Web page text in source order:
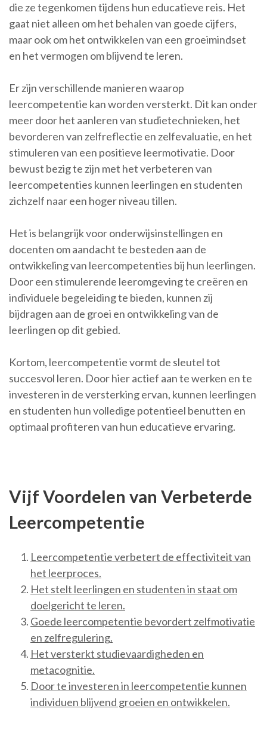
die ze tegenkomen tijdens hun educatieve reis. Het
gaat niet alleen om het behalen van goede cijfers,
maar ook om het ontwikkelen van een groeimindset
en het vermogen om blijvend te leren.
Er zijn verschillende manieren waarop
leercompetentie kan worden versterkt. Dit kan onder
meer door het aanleren van studietechnieken, het
bevorderen van zelfreflectie en zelfevaluatie, en het
stimuleren van een positieve leermotivatie. Door
bewust bezig te zijn met het verbeteren van
leercompetenties kunnen leerlingen en studenten
zichzelf naar een hoger niveau tillen.
Het is belangrijk voor onderwijsinstellingen en
docenten om aandacht te besteden aan de
ontwikkeling van leercompetenties bij hun leerlingen.
Door een stimulerende leeromgeving te creëren en
individuele begeleiding te bieden, kunnen zij
bijdragen aan de groei en ontwikkeling van de
leerlingen op dit gebied.
Kortom, leercompetentie vormt de sleutel tot
succesvol leren. Door hier actief aan te werken en te
investeren in de versterking ervan, kunnen leerlingen
en studenten hun volledige potentieel benutten en
optimaal profiteren van hun educatieve ervaring.
Vijf Voordelen van Verbeterde
Leercompetentie
Leercompetentie verbetert de effectiviteit van
het leerproces.
Het stelt leerlingen en studenten in staat om
doelgericht te leren.
Goede leercompetentie bevordert zelfmotivatie
en zelfregulering.
Het versterkt studievaardigheden en
metacognitie.
Door te investeren in leercompetentie kunnen
individuen blijvend groeien en ontwikkelen.